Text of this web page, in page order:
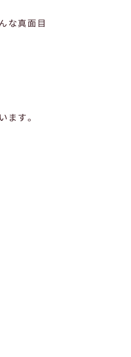
な真面目
ます。